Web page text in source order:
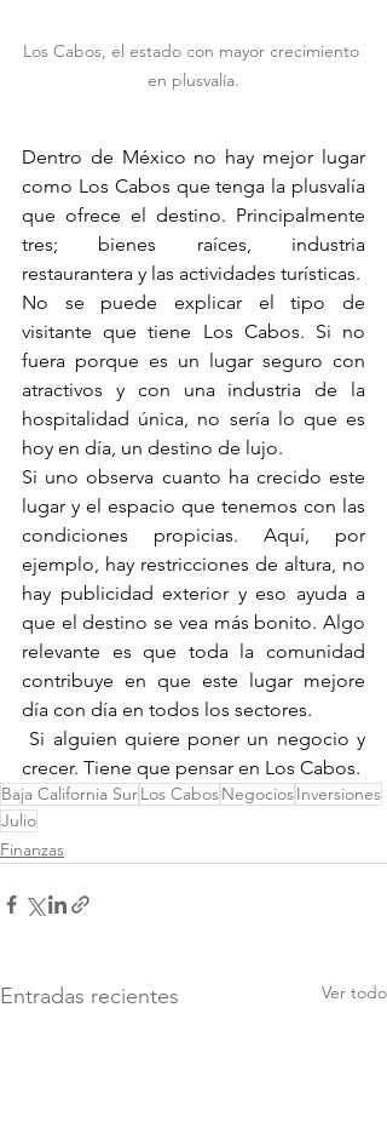
Los Cabos, el estado con mayor crecimiento
en plusvalía.
Dentro de México no hay mejor lugar
como Los Cabos que tenga la plusvalía
que ofrece el destino. Principalmente
tres; bienes raíces, industria
restaurantera y las actividades turísticas.
No se puede explicar el tipo de
visitante que tiene Los Cabos. Si no
fuera porque es un lugar seguro con
atractivos y con una industria de la
hospitalidad única, no sería lo que es
hoy en día, un destino de lujo.
Si uno observa cuanto ha crecido este
lugar y el espacio que tenemos con las
condiciones propicias. Aquí, por
ejemplo, hay restricciones de altura, no
hay publicidad exterior y eso ayuda a
que el destino se vea más bonito. Algo
relevante es que toda la comunidad
contribuye en que este lugar mejore
día con día en todos los sectores.
Si alguien quiere poner un negocio y
crecer. Tiene que pensar en Los Cabos.
Baja California SurLos CabosNegociosInversiones
Julio
Finanzas
Entradas recientes Ver todo